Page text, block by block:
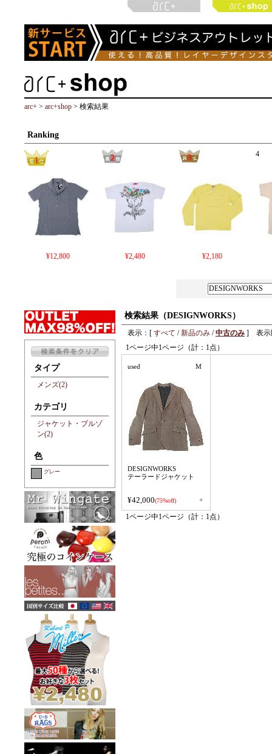
arc+ > arc+shop > 検索結果
Ranking
¥12,800 ¥2,480 ¥2,180
4
タイプ
メンズ(2)
カテゴリ
ジャケット・ブルゾ
ン(2)
色
グレー
検索結果（DESIGNWORKS）
表示：[ すべて /新品のみ /中古のみ ] 表示
1ページ中1ページ（計：1点）
used M
DESIGNWORKS
テーラードジャケット
¥42,000(75%off) +
1ページ中1ページ（計：1点）